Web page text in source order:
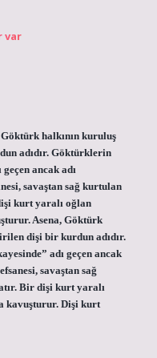
var
halkının kuruluş
adıdır. Göktürklerin
ancak adı
savaştan sağ kurtulan
kurt yaralı oğlan
Asena, Göktürk
dişi bir kurdun adıdır.
adı geçen ancak
savaştan sağ
Bir dişi kurt yaralı
kavuşturur. Dişi kurt